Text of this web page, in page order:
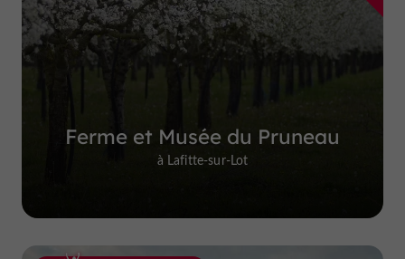
Ferme et Musée du Pruneau
à Lafitte-sur-Lot